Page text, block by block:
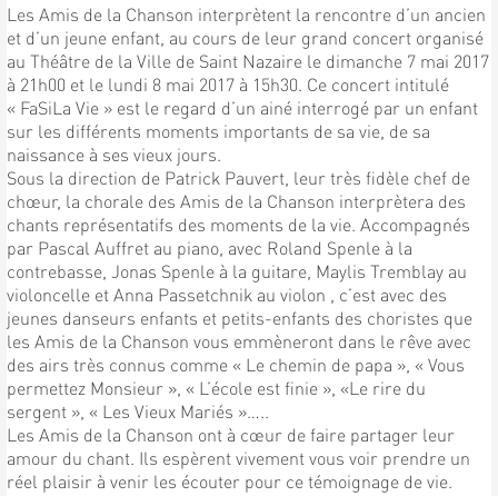
Les Amis de la Chanson interprètent la rencontre d’un ancien
et d’un jeune enfant, au cours de leur grand concert organisé
au Théâtre de la Ville de Saint Nazaire le dimanche 7 mai 2017
à 21h00 et le lundi 8 mai 2017 à 15h30. Ce concert intitulé
« FaSiLa Vie » est le regard d’un ainé interrogé par un enfant
sur les différents moments importants de sa vie, de sa
naissance à ses vieux jours.
Sous la direction de Patrick Pauvert, leur très fidèle chef de
chœur, la chorale des Amis de la Chanson interprètera des
chants représentatifs des moments de la vie. Accompagnés
par Pascal Auffret au piano, avec Roland Spenle à la
contrebasse, Jonas Spenle à la guitare, Maylis Tremblay au
violoncelle et Anna Passetchnik au violon , c’est avec des
jeunes danseurs enfants et petits-enfants des choristes que
les Amis de la Chanson vous emmèneront dans le rêve avec
des airs très connus comme « Le chemin de papa », « Vous
permettez Monsieur », « L’école est finie », «Le rire du
sergent », « Les Vieux Mariés »…..
Les Amis de la Chanson ont à cœur de faire partager leur
amour du chant. Ils espèrent vivement vous voir prendre un
réel plaisir à venir les écouter pour ce témoignage de vie.